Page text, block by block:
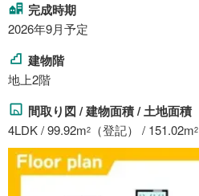
完成時期
2026年9月予定
建物階
地上2階
間取り図 / 建物面積 / 土地面積
4LDK / 99.92m2 （登記） / 151.02m2